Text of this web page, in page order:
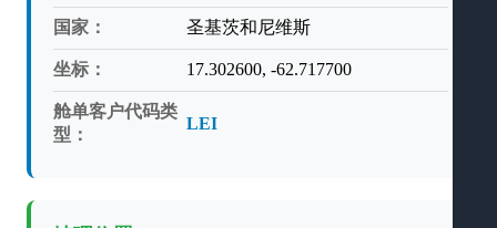
国家： 圣基茨和尼维斯
坐标： 17.302600, -62.717700
舱单客户代码类
型：
LEI